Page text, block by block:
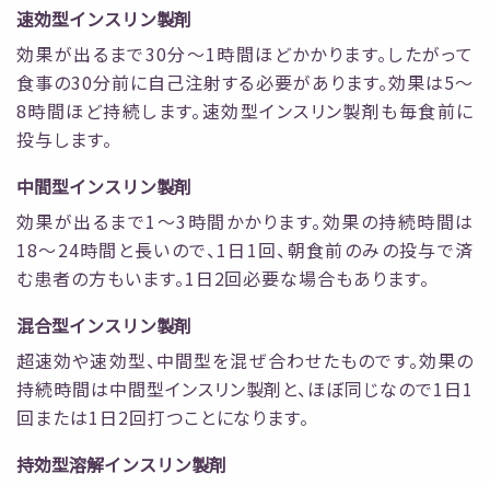
速効型インスリン製剤
効果が出るまで30分～1時間ほどかかります。したがって
食事の30分前に自己注射する必要があります。効果は5～
8時間ほど持続します。速効型インスリン製剤も毎食前に
投与します。
中間型インスリン製剤
効果が出るまで1～3時間かかります。効果の持続時間は
18～24時間と長いので、1日1回、朝食前のみの投与で済
む患者の方もいます。1日2回必要な場合もあります。
混合型インスリン製剤
超速効や速効型、中間型を混ぜ合わせたものです。効果の
持続時間は中間型インスリン製剤と、ほぼ同じなので1日1
回または1日2回打つことになります。
持効型溶解インスリン製剤